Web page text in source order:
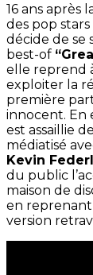
16 ans après
des pop
décide de se
best-of
elle reprend
exploiter la
première
innocent. En
est assaillie
médiatisé
Kevin
du public
maison de
en
version